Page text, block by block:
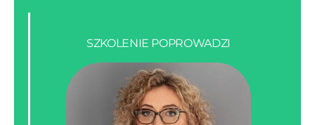
SZKOLENIE POPROWADZI